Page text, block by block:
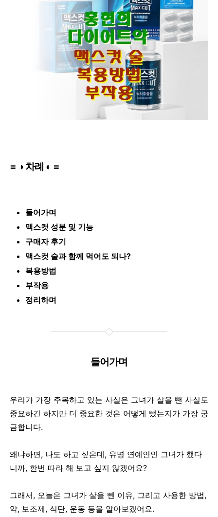
= ◑ 차례 ◐ =
들어가며
맥스컷 성분 및 기능
구매자 후기
맥스컷 술과 함께 먹어도 되나?
복용방법
부작용
정리하며
들어가며
우리가 가장 주목하고 있는 사실은 그녀가 살을 뺀 사실도
중요하긴 하지만 더 중요한 것은 어떻게 뺐는지가 가장 궁
금합니다.
왜냐하면, 나도 하고 싶은데, 유명 연예인인 그녀가 했다
니까, 한번 따라 해 보고 싶지 않겠어요?
그래서, 오늘은 그녀가 살을 뺀 이유, 그리고 사용한 방법,
약, 보조제, 식단, 운동 등을 알아보겠어요.